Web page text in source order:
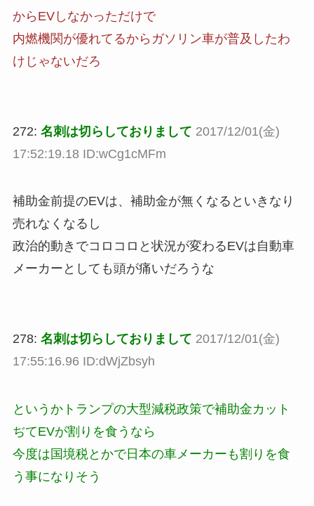
からEVしなかっただけで
内燃機関が優れてるからガソリン車が普及したわ
けじゃないだろ
272: 名刺は切らしておりまして 2017/12/01(金)
17:52:19.18 ID:wCg1cMFm
補助金前提のEVは、補助金が無くなるといきなり
売れなくなるし
政治的動きでコロコロと状況が変わるEVは自動車
メーカーとしても頭が痛いだろうな
278: 名刺は切らしておりまして 2017/12/01(金)
17:55:16.96 ID:dWjZbsyh
というかトランプの大型減税政策で補助金カット
ぢてEVが割りを食うなら
今度は国境税とかで日本の車メーカーも割りを食
う事になりそう